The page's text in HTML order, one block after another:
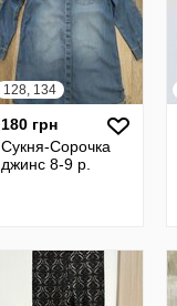
128, 134
180 грн
Сукня-Сорочка
джинс 8-9 р.